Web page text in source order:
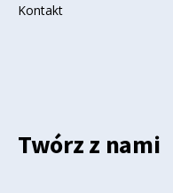
Kontakt
Twórz z nami